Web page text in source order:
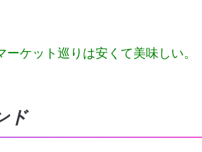
ケット巡りは安くて美味しい。
ド